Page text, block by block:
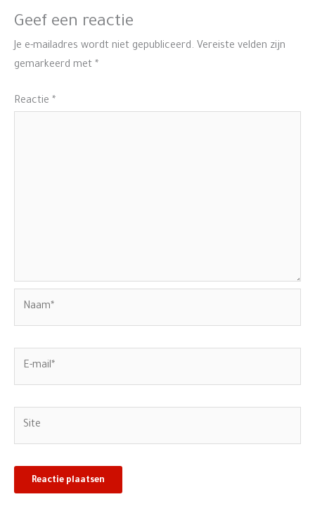
Geef een reactie
Je e-mailadres wordt niet gepubliceerd. Vereiste velden zijn
gemarkeerd met *
Reactie *